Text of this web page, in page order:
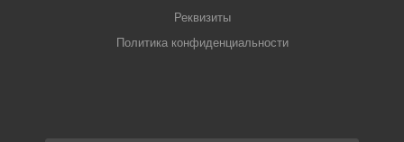
Реквизиты
Политика конфиденциальности